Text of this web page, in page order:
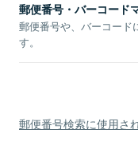
郵便番号・バーコード
郵便番号や、バーコード
す。
郵便番号検索に使用さ